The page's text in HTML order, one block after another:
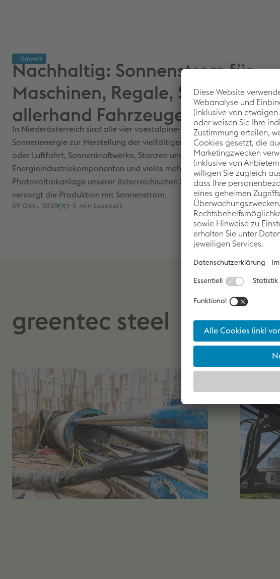
Umwelt
Nachhaltig: Sonnenstrom für
Maschinen, Regale, Schienen
allerhand Fahrzeuge
In Niederösterreich sind alle vier voestalpine-Divisionen zu Hause und
Sonnenenergie zur Herstellung der vielfältigen Stahlprodukte für die
oder Luftfahrt, Sonnenkraftwerke, Stanzen und Industriemesser,
Energieindustriekomponenten und vieles mehr. Die derzeit größte
Photovoltaikanlage unserer österreichischen Standorte befindet sich in
versorgt die Produktion mit Sonnenstrom.
09 Okt., 2025 5
greentec steel